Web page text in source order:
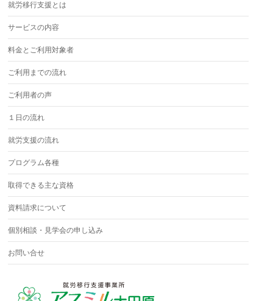
就労移行支援とは
サービスの内容
料金とご利用対象者
ご利用までの流れ
ご利用者の声
１日の流れ
就労支援の流れ
プログラム各種
取得できる主な資格
資料請求について
個別相談・見学会の申し込み
お問い合せ